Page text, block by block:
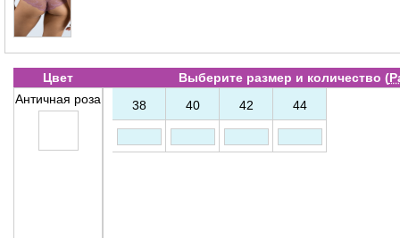
Цвет Выберите размер и количество (
Античная роза
38 40 42 44